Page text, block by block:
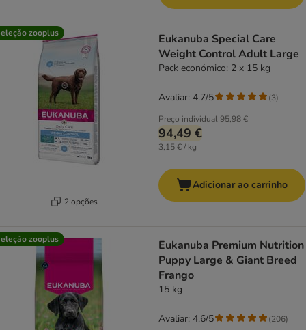
zooplus
2 opções
Eukanuba Special Care
Weight Control Adult Large
Pack económico: 2 x 15 kg
Preço individual95,98 €
94,49 €
3,15 € / kg
Avaliar: 4.7/5 (3)
Adicionar ao carrinho
zooplus
Eukanuba Premium Nutrition
Puppy Large & Giant Breed
Frango
15 kg
Avaliar: 4.6/5 (206)